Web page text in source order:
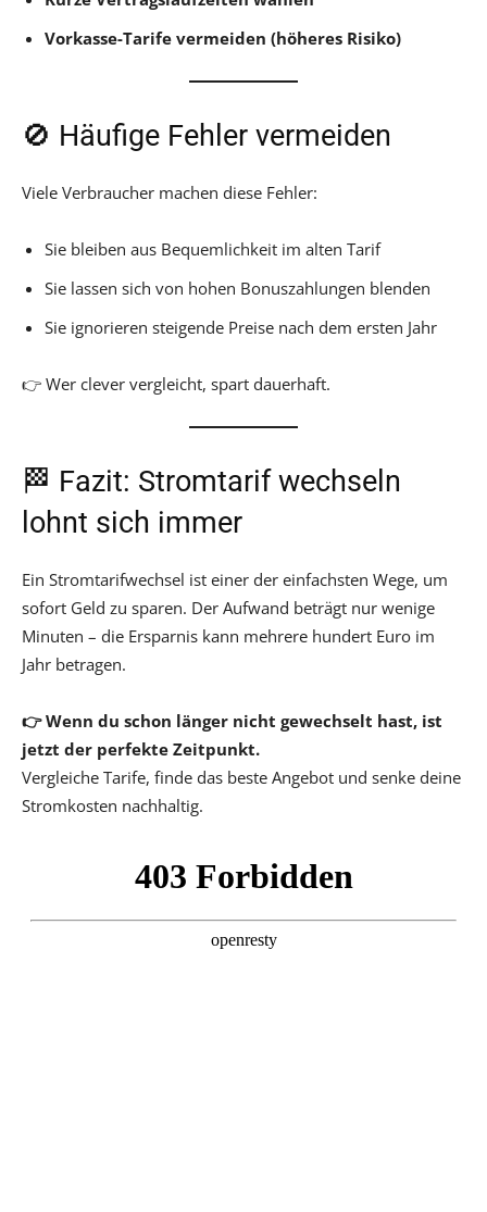
Vorkasse-Tarife vermeiden (höheres Risiko)
🚫 Häufige Fehler vermeiden
Viele Verbraucher machen diese Fehler:
Sie bleiben aus Bequemlichkeit im alten Tarif
Sie lassen sich von hohen Bonuszahlungen blenden
Sie ignorieren steigende Preise nach dem ersten Jahr
👉 Wer clever vergleicht, spart dauerhaft.
🏁 Fazit: Stromtarif wechseln
lohnt sich immer
Ein Stromtarifwechsel ist einer der einfachsten Wege, um
sofort Geld zu sparen. Der Aufwand beträgt nur wenige
Minuten – die Ersparnis kann mehrere hundert Euro im
Jahr betragen.
👉 Wenn du schon länger nicht gewechselt hast, ist
jetzt der perfekte Zeitpunkt.
Vergleiche Tarife, finde das beste Angebot und senke deine
Stromkosten nachhaltig.